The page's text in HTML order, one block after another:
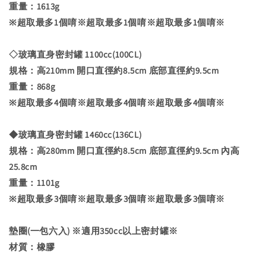
重量：1613g
※超取最多1個唷※超取最多1個唷※超取最多1個唷※
◇玻璃直身密封罐 1100cc(100CL)
規格：高210mm 開口直徑約8.5cm 底部直徑約9.5cm
重量：868g
※超取最多4個唷※超取最多4個唷※超取最多4個唷※
◆玻璃直身密封罐 1460cc(136CL)
規格：高280mm 開口直徑約8.5cm 底部直徑約9.5cm 內高
25.8cm
重量：1101g
※超取最多3個唷※超取最多3個唷※超取最多3個唷※
墊圈(一包六入) ※適用350cc以上密封罐※
材質：橡膠